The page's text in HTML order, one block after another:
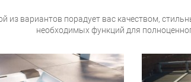
из вариантов порадует вас качеством,
необходимых функций для